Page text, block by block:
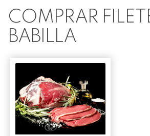
Ternera
Cerdo
Quesos
Blog
Contacto
COMPRAR
BABILLA